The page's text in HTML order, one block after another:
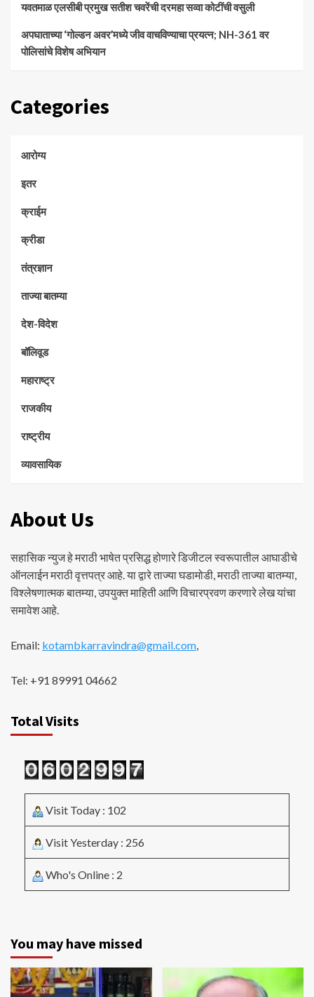
यवतमाळ एलसीबी प्रमुख सतीश चवरेंची दरमहा सव्वा कोटींची वसुली
अपघाताच्या ‘गोल्डन अवर’मध्ये जीव वाचविण्याचा प्रयत्न; NH-361 वर
पोलिसांचे विशेष अभियान
Categories
आरोग्य
इतर
क्राईम
क्रीडा
तंत्रज्ञान
ताज्या बातम्या
देश-विदेश
बॉलिवूड
महाराष्ट्र
राजकीय
राष्ट्रीय
व्यावसायिक
About Us
सहासिक न्युज हे मराठी भाषेत प्रसिद्ध होणारे डिजीटल स्वरूपातील आघाडीचे
ऑनलाईन मराठी वृत्तपत्र आहे. या द्वारे ताज्या घडामोडी, मराठी ताज्या बातम्या,
विश्लेषणात्मक बातम्या, उपयुक्त माहिती आणि विचारप्रवण करणारे लेख यांचा
समावेश आहे.
Email: kotambkarravindra@gmail.com,
Tel: +91 89991 04662
Total Visits
Visit Today : 102
Visit Yesterday : 256
Who's Online : 2
You may have missed